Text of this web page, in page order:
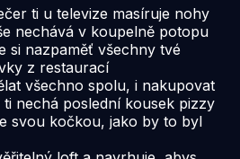
ti u televize masíruje nohy
nechává v koupelně potopu
si nazpaměť všechny tvé
z restaurací
všechno spolu, i nakupovat
nechá poslední kousek pizzy
svou kočkou, jako by to byl